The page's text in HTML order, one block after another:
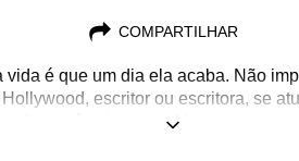
COMPARTILHAR
é que um dia ela acaba. Não
escritor ou escritora, se
dia você vai morrer. Algumas